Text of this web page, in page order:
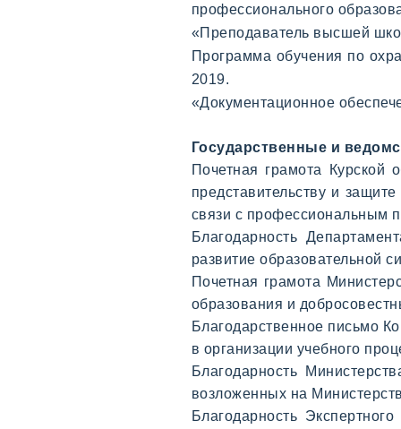
профессионального
«Преподаватель высшей
Программа обучения по
2019.
«Документационное
Государственные и
Почетная грамота Курской
представительству и
связи с профессиональным
Благодарность
развитие образовательной
Почетная грамота
образования и
Благодарственное письмо
в организации учебного
Благодарность
возложенных на
Благодарность